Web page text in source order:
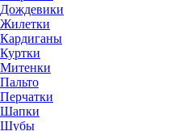
Дождевики
Жилетки
Кардиганы
Куртки
Митенки
Пальто
Перчатки
Шапки
Шубы